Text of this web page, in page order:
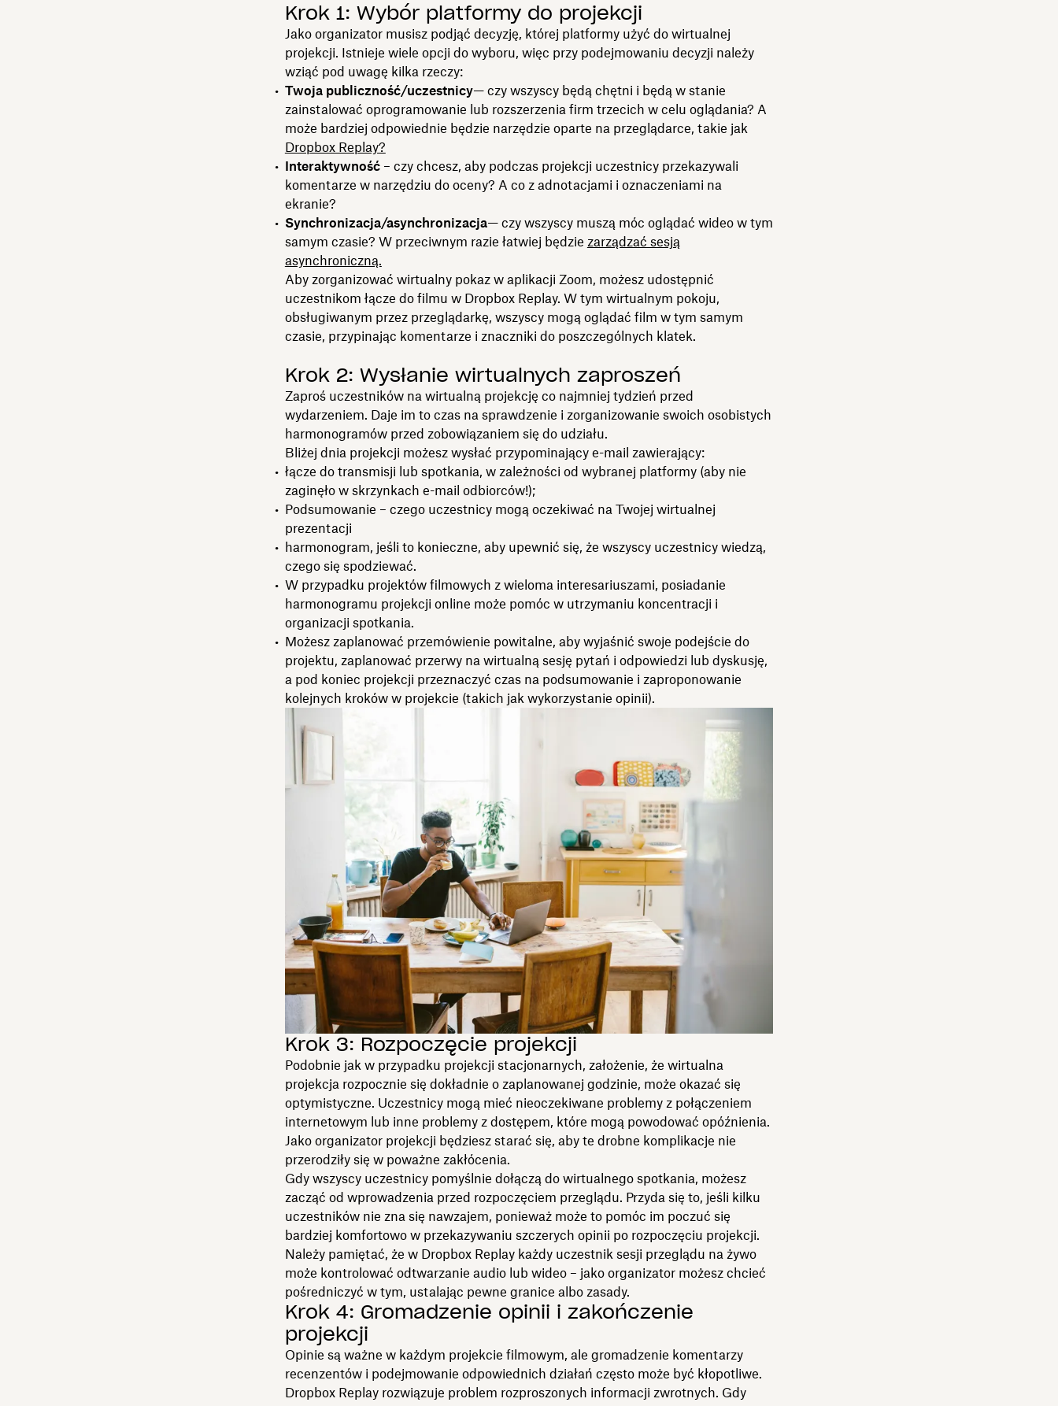
Krok 1: Wybór platformy do projekcji
Jako organizator musisz podjąć decyzję, której platformy użyć do wirtualnej
projekcji. Istnieje wiele opcji do wyboru, więc przy podejmowaniu decyzji należy
wziąć pod uwagę kilka rzeczy:
Twoja publiczność/uczestnicy— czy wszyscy będą chętni i będą w stanie
zainstalować oprogramowanie lub rozszerzenia firm trzecich w celu oglądania? A
może bardziej odpowiednie będzie narzędzie oparte na przeglądarce, takie jak
Dropbox Replay?
Interaktywność– czy chcesz, aby podczas projekcji uczestnicy przekazywali
komentarze w narzędziu do oceny? A co z adnotacjami i oznaczeniami na
ekranie?
Synchronizacja/asynchronizacja— czy wszyscy muszą móc oglądać wideo w tym
samym czasie? W przeciwnym razie łatwiej będzie zarządzać sesją
asynchroniczną.
Aby zorganizować wirtualny pokaz w aplikacji Zoom, możesz udostępnić
uczestnikom łącze do filmu w Dropbox Replay. W tym wirtualnym pokoju,
obsługiwanym przez przeglądarkę, wszyscy mogą oglądać film w tym samym
czasie, przypinając komentarze i znaczniki do poszczególnych klatek.
Krok 2: Wysłanie wirtualnych zaproszeń
Zaproś uczestników na wirtualną projekcję co najmniej tydzień przed
wydarzeniem. Daje im to czas na sprawdzenie i zorganizowanie swoich osobistych
harmonogramów przed zobowiązaniem się do udziału.
Bliżej dnia projekcji możesz wysłać przypominający e-mail zawierający:
łącze do transmisji lub spotkania, w zależności od wybranej platformy (aby nie
zaginęło w skrzynkach e-mail odbiorców!);
Podsumowanie – czego uczestnicy mogą oczekiwać na Twojej wirtualnej
prezentacji
harmonogram, jeśli to konieczne, aby upewnić się, że wszyscy uczestnicy wiedzą,
czego się spodziewać.
W przypadku projektów filmowych z wieloma interesariuszami, posiadanie
harmonogramu projekcji online może pomóc w utrzymaniu koncentracji i
organizacji spotkania.
Możesz zaplanować przemówienie powitalne, aby wyjaśnić swoje podejście do
projektu, zaplanować przerwy na wirtualną sesję pytań i odpowiedzi lub dyskusję,
a pod koniec projekcji przeznaczyć czas na podsumowanie i zaproponowanie
kolejnych kroków w projekcie (takich jak wykorzystanie opinii).
Krok 3: Rozpoczęcie projekcji
Podobnie jak w przypadku projekcji stacjonarnych, założenie, że wirtualna
projekcja rozpocznie się dokładnie o zaplanowanej godzinie, może okazać się
optymistyczne. Uczestnicy mogą mieć nieoczekiwane problemy z połączeniem
internetowym lub inne problemy z dostępem, które mogą powodować opóźnienia.
Jako organizator projekcji będziesz starać się, aby te drobne komplikacje nie
przerodziły się w poważne zakłócenia.
Gdy wszyscy uczestnicy pomyślnie dołączą do wirtualnego spotkania, możesz
zacząć od wprowadzenia przed rozpoczęciem przeglądu. Przyda się to, jeśli kilku
uczestników nie zna się nawzajem, ponieważ może to pomóc im poczuć się
bardziej komfortowo w przekazywaniu szczerych opinii po rozpoczęciu projekcji.
Należy pamiętać, że w Dropbox Replay każdy uczestnik sesji przeglądu na żywo
może kontrolować odtwarzanie audio lub wideo – jako organizator możesz chcieć
pośredniczyć w tym, ustalając pewne granice albo zasady.
Krok 4: Gromadzenie opinii i zakończenie
projekcji
Opinie są ważne w każdym projekcie filmowym, ale gromadzenie komentarzy
recenzentów i podejmowanie odpowiednich działań często może być kłopotliwe.
Dropbox Replay rozwiązuje problem rozproszonych informacji zwrotnych. Gdy